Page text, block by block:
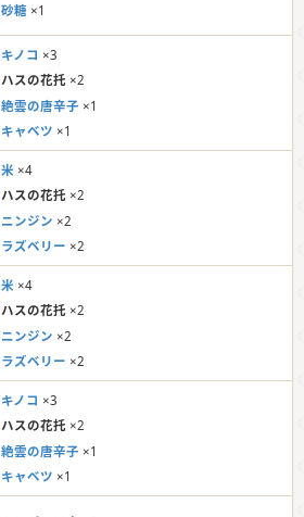
砂糖 ×1
キノコ ×3
ハスの花托 ×2
絶雲の唐辛子 ×1
キャベツ ×1
米 ×4
ハスの花托 ×2
ニンジン ×2
ラズベリー ×2
米 ×4
ハスの花托 ×2
ニンジン ×2
ラズベリー ×2
キノコ ×3
ハスの花托 ×2
絶雲の唐辛子 ×1
キャベツ ×1